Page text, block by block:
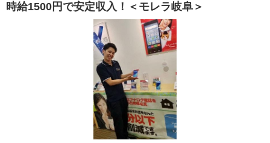
時給1500円で安定収入！＜モレラ岐阜＞